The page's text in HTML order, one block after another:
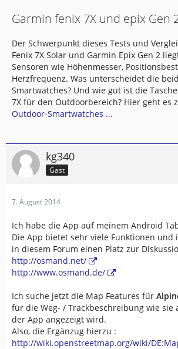
Garmin fenix 7X und epix Gen
Der Schwerpunkt dieses Tests und
Fenix 7X Solar und Garmin Epix Gen 2
Sensoren wie Höhenmesser,
Herzfrequenz. Was unterscheidet die
Smartwatches? Und wie gut ist die
7X für den Outdoorbereich? Hier geht es
Outdoor-Smartwatches ...
kg340
Gast
7. August 2014
Ich habe die App auf meinem Android
Die App bietet sehr viele Funktionen und
in diesem Forum einen Platz zur
http://osmand.net/
http://www.osmand.de/
Ich suche jetzt die Map Features für
für die Weg- / Trackbeschreibung wie sie
der App angezeigt wird.
Also, die Ergänzug hierzu :
http://wiki.openstreetmap.org/wiki/